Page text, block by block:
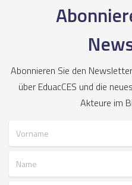
Abonnieren Sie den
über EduacCES und die
Akteure im